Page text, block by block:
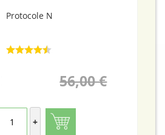
Protocole N
56,00 €
+